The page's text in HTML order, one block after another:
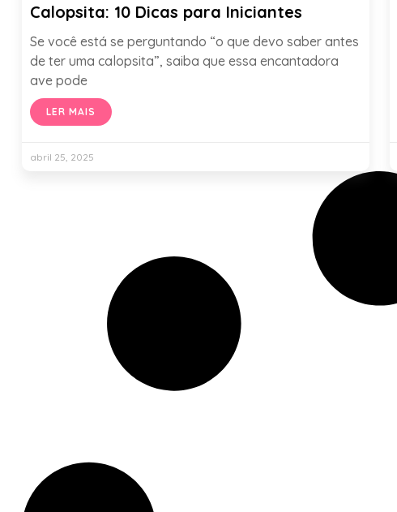
Calopsita: 10 Dicas para Iniciantes
Se você está se perguntando “o que devo saber antes
de ter uma calopsita”, saiba que essa encantadora
ave pode
LER MAIS
abril 25, 2025